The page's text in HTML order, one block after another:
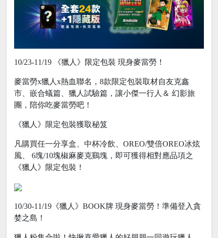
10/23-11/19 《獵人》限定包裝 現身麥當勞！
麥當勞x獵人x熱血聯名，8款限定包裝取材自友克鑫
市、嵌合蟻篇、獵人試驗篇，讓小傑一行人＆ 幻影旅
團，陪你吃麥當勞吧！
《獵人》限定包裝獲取秘笈
凡購買任一分享盒、中杯冷飲、OREO/雙倍OREO冰炫
風、 6塊/10塊椒麻麥克鷄塊，即可獲得相對應品項之
《獵人》限定包裝！
10/30-11/19《獵人》BOOK牌 現身麥當勞！準備登入貪
婪之島！